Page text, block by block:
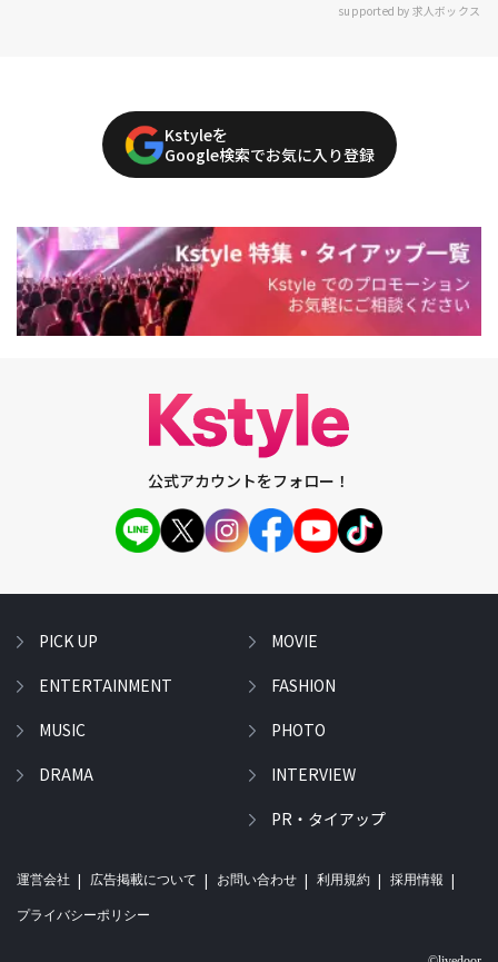
supported by 求人ボックス
Kstyleを
Google検索でお気に入り登録
公式アカウントをフォロー！
PICK UP
ENTERTAINMENT
MUSIC
DRAMA
MOVIE
FASHION
PHOTO
INTERVIEW
PR・タイアップ
運営会社 広告掲載について お問い合わせ 利用規約 採用情報
プライバシーポリシー